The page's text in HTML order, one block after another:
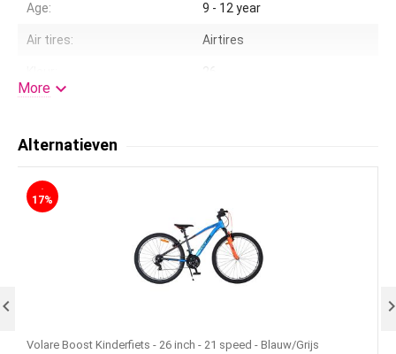
Age: 9 - 12 year
Air tires: Airtires
26
Handlebar height adjustable:
Gears: No
Training wheels:
Volare
More 
Alternatieven
-
17%
Volare Boost Kinderfiets - 26 inch - 21 speed - Blauw/Grijs